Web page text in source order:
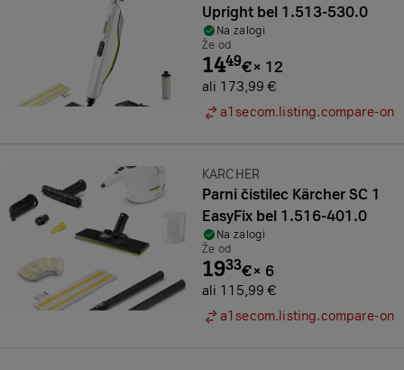
Upright bel 1.513-530.0
Na zalogi
Že od
1449€× 12
ali 173,99 €
a1secom.listing.compare-on
Znamka:
KARCHER
Parni čistilec Kärcher SC 1
EasyFix bel 1.516-401.0
Na zalogi
Že od
1933€× 6
ali 115,99 €
a1secom.listing.compare-on